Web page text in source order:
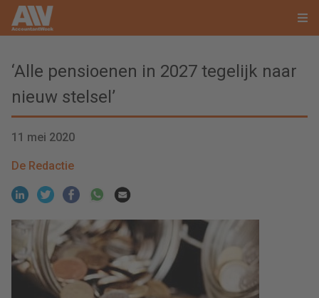
‘Alle pensioenen in 2027 tegelijk naar
nieuw stelsel’
11 mei 2020
De Redactie